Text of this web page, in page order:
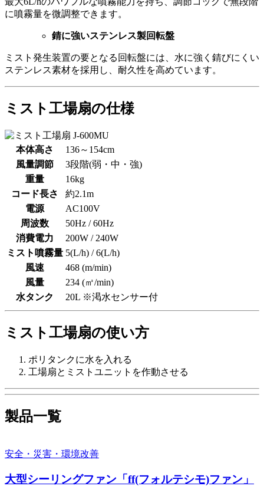
に噴霧量を微調整できます。
錆に強いステンレス製回転盤
ミスト発生装置の要となる回転盤には、水に強く錆びにくい
ステンレス素材を採用し、耐久性を高めています。
ミスト工場扇の仕様
本体高さ
136～154cm
風量調節
3段階(弱・中・強)
重量
16kg
コード長さ
約2.1m
電源
AC100V
周波数
50Hz / 60Hz
消費電力
200W / 240W
ミスト噴霧量 5(L/h) / 6(L/h)
風速
468 (m/min)
風量
234 (㎥/min)
水タンク
20L ※渇水センサー付
ミスト工場扇の使い方
ポリタンクに水を入れる
工場扇とミストユニットを作動させる
製品一覧
安全・災害・環境改善
大型シーリングファン「ff(フォルテシモ)ファン」